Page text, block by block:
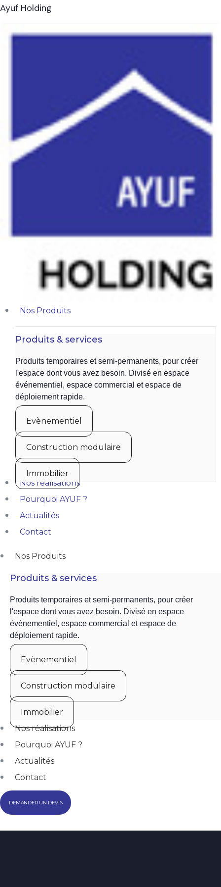
Ayuf Holding
Nos Produits
Produits & services
Produits temporaires et semi-permanents, pour créer
l'espace dont vous avez besoin. Divisé en espace
événementiel, espace commercial et espace de
déploiement rapide.
Evènementiel
Construction modulaire
Immobilier
Nos réalisations
Pourquoi AYUF ?
Actualités
Contact
Nos Produits
Produits & services
Produits temporaires et semi-permanents, pour créer
l'espace dont vous avez besoin. Divisé en espace
événementiel, espace commercial et espace de
déploiement rapide.
Evènementiel
Construction modulaire
Immobilier
Nos réalisations
Pourquoi AYUF ?
Actualités
Contact
DEMANDER UN DEVIS